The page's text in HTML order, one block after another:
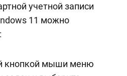
учетной записи
11 можно
кнопкой мыши меню